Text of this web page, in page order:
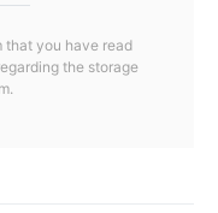
that you have read
the storage